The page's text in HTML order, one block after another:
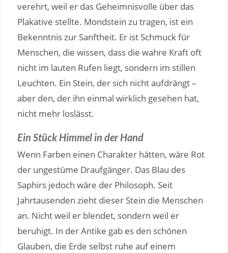
verehrt, weil er das Geheimnisvolle über das
Plakative stellte. Mondstein zu tragen, ist ein
Bekenntnis zur Sanftheit. Er ist Schmuck für
Menschen, die wissen, dass die wahre Kraft oft
nicht im lauten Rufen liegt, sondern im stillen
Leuchten. Ein Stein, der sich nicht aufdrängt –
aber den, der ihn einmal wirklich gesehen hat,
nicht mehr loslässt.
Ein Stück Himmel in der Hand
Wenn Farben einen Charakter hätten, wäre Rot
der ungestüme Draufgänger. Das Blau des
Saphirs jedoch wäre der Philosoph. Seit
Jahrtausenden zieht dieser Stein die Menschen
an. Nicht weil er blendet, sondern weil er
beruhigt. In der Antike gab es den schönen
Glauben, die Erde selbst ruhe auf einem